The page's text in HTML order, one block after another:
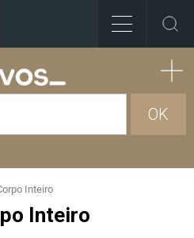
OK
Inteiro
Inteiro